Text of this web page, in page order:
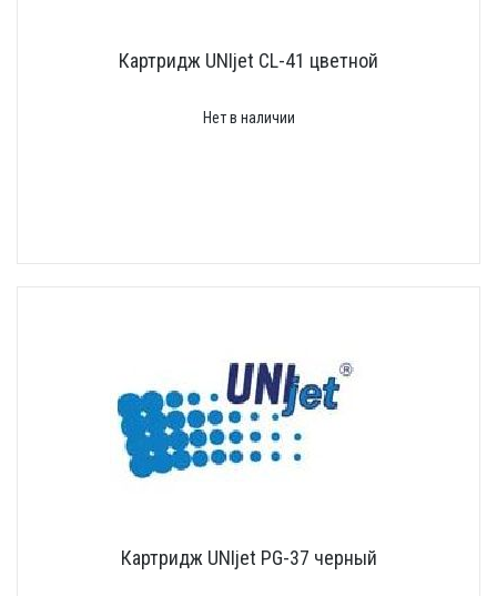
Картридж UNIjet CL-41 цветной
Нет в наличии
Картридж UNIjet PG-37 черный